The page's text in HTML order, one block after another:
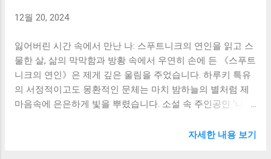
함을 배우게 됩니다. 특히, 극적인 상황 속에서...
가 예술을 통해 자신의 고통과 상처를 극복해나가는 과정은
을 통해 세상과 소통하고, 제 삶의 의미를 찾아갈 수 있다는
용기를 얻었습니다. 그의 끈기와 열정은 제게 부족했던 부분
을 일깨워주었습니다. 단순히 재능만으로는 부족하고 끊임없
는 노력과 헌신이 필요하다는 것을 절실히 느꼈습니다. 책에
서 가장 인상 깊었던 부분은 토마스가 자연과 소통하며 영감
움 속에서 위안을 얻고, 새로운 영감을 얻습니다. 저는 도시
12월 20, 2024
잃어버린 시간 속에서 만난 나: 스푸트니크의 연인을 읽고 스
물한 살, 삶의 막막함과 방황 속에서 우연히 손에 든 《스푸트
니크의 연인》은 제게 깊은 울림을 주었습니다. 하루키 특유
의 서정적이고도 몽환적인 문체는 마치 밤하늘의 별처럼 제
마음속에 은은하게 빛을 뿌렸습니다. 소설 속 주인공인 '나'와
던 감정들과 마주하게 하는 계기가 되었습니다. 단순한 로맨
자세한 내용 보기